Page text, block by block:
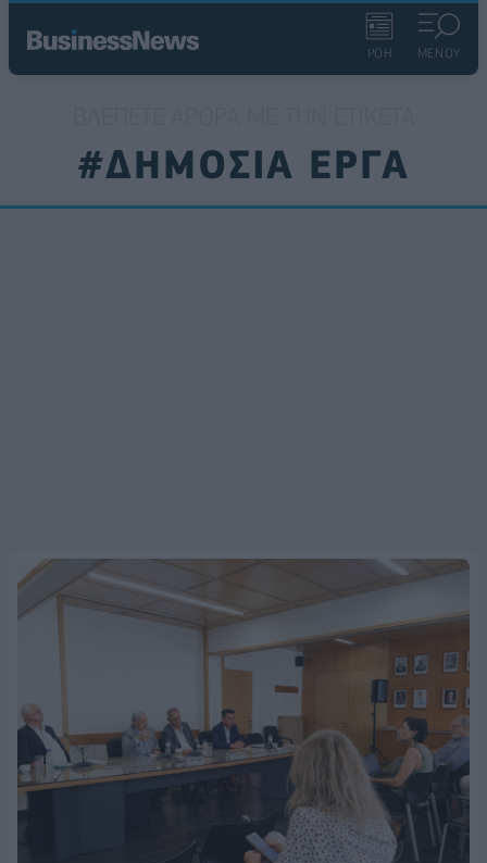
ΡΟΗ ΜΕΝΟΥ
#ΔΗΜΟΣΙΑ ΕΡΓΑ